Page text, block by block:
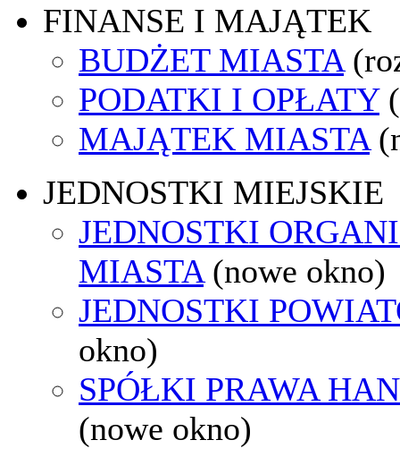
FINANSE I MAJĄTEK
BUDŻET MIASTA
PODATKI I OPŁATY
MAJĄTEK MIASTA
JEDNOSTKI MIEJSKIE
JEDNOSTKI
MIASTA (nowe okno)
JEDNOSTKI
okno)
SPÓŁKI PRAWA
(nowe okno)